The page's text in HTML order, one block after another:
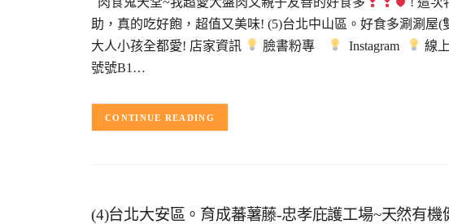
助，真的吃好飽，超值又美味! (5)台北中山區。好食多涮涮屋
大人小孩全都愛! 店家資訊
臉書粉專 Instagram 線
號號B1…
CONTINUE READING
(4)台北大安區。育成蕃薯藤-忠孝庇護工場~天然有